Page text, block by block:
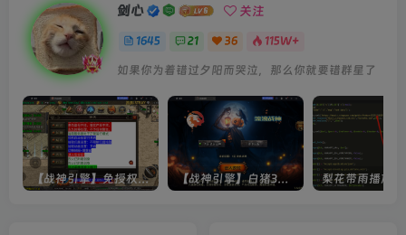
剑心 关注
1645 21 36 115W+
如果你为着错过夕阳而哭泣，那么你就要错群星了
【战神引擎】免授权-原生 [全屏自动拾取] 插件 + 配置教程（更新修复版，具体自测） 【战神引擎】白猪3-流浪战神3神技8大陆全屏拾取版特色服务端+生肖+转生+秘境+神魔+双端+教程(更新眼神拾取)